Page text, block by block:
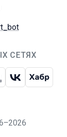
СЕТЯХ
чат канал
ВКонтакте
Хабр